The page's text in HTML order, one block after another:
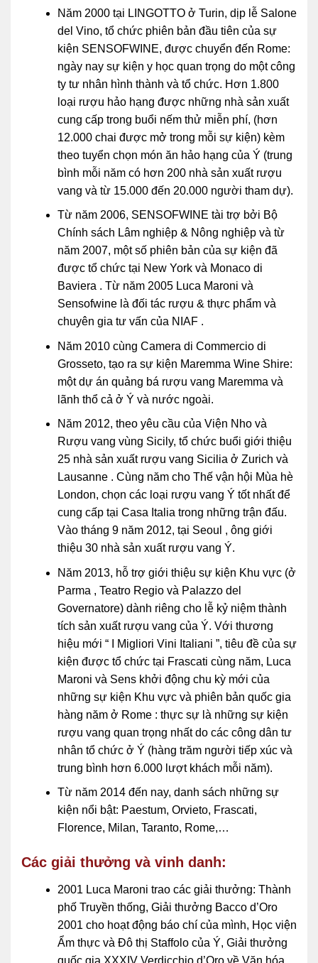
Năm 2000 tại LINGOTTO ở Turin, dịp lễ Salone
del Vino, tổ chức phiên bản đầu tiên của sự
kiện SENSOFWINE, được chuyển đến Rome:
ngày nay sự kiện y học quan trọng do một công
ty tư nhân hình thành và tổ chức. Hơn 1.800
loại rượu hảo hạng được những nhà sản xuất
cung cấp trong buổi nếm thử miễn phí, (hơn
12.000 chai được mở trong mỗi sự kiện) kèm
theo tuyển chọn món ăn hảo hạng của Ý (trung
bình mỗi năm có hơn 200 nhà sản xuất rượu
vang và từ 15.000 đến 20.000 người tham dự).
Từ năm 2006, SENSOFWINE tài trợ bởi Bộ
Chính sách Lâm nghiệp & Nông nghiệp và từ
năm 2007, một số phiên bản của sự kiện đã
được tổ chức tại New York và Monaco di
Baviera . Từ năm 2005 Luca Maroni và
Sensofwine là đối tác rượu & thực phẩm và
chuyên gia tư vấn của NIAF .
Năm 2010 cùng Camera di Commercio di
Grosseto, tạo ra sự kiện Maremma Wine Shire:
một dự án quảng bá rượu vang Maremma và
lãnh thổ cả ở Ý và nước ngoài.
Năm 2012, theo yêu cầu của Viện Nho và
Rượu vang vùng Sicily, tổ chức buổi giới thiệu
25 nhà sản xuất rượu vang Sicilia ở Zurich và
Lausanne . Cùng năm cho Thế vận hội Mùa hè
London, chọn các loại rượu vang Ý tốt nhất để
cung cấp tại Casa Italia trong những trận đấu.
Vào tháng 9 năm 2012, tại Seoul , ông giới
thiệu 30 nhà sản xuất rượu vang Ý.
Năm 2013, hỗ trợ giới thiệu sự kiện Khu vực (ở
Parma , Teatro Regio và Palazzo del
Governatore) dành riêng cho lễ kỷ niệm thành
tích sản xuất rượu vang của Ý. Với thương
hiệu mới “ I Migliori Vini Italiani ”, tiêu đề của sự
kiện được tổ chức tại Frascati cùng năm, Luca
Maroni và Sens khởi động chu kỳ mới của
những sự kiện Khu vực và phiên bản quốc gia
hàng năm ở Rome : thực sự là những sự kiện
rượu vang quan trọng nhất do các công dân tư
nhân tổ chức ở Ý (hàng trăm người tiếp xúc và
trung bình hơn 6.000 lượt khách mỗi năm).
Từ năm 2014 đến nay, danh sách những sự
kiện nổi bật: Paestum, Orvieto, Frascati,
Florence, Milan, Taranto, Rome,…
Các giải thưởng và vinh danh:
2001 Luca Maroni trao các giải thưởng: Thành
phố Truyền thống, Giải thưởng Bacco d’Oro
2001 cho hoạt động báo chí của mình, Học viện
Ẩm thực và Đô thị Staffolo của Ý, Giải thưởng